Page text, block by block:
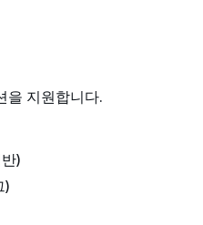
을 지원합니다.
)
)